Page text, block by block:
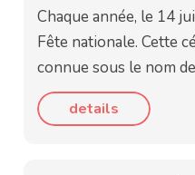
Chaque année, le 14
Fête nationale. Cette
connue sous le nom
details